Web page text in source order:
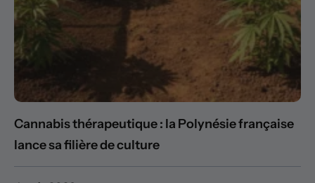
Cannabis thérapeutique : la Polynésie française
lance sa filière de culture